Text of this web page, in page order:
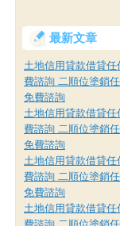
最新文章
土地信用貸款借貸任
費諮詢 二順位塗銷
免費諮詢
土地信用貸款借貸任
費諮詢 二順位塗銷
免費諮詢
土地信用貸款借貸任
費諮詢 二順位塗銷
免費諮詢
土地信用貸款借貸任